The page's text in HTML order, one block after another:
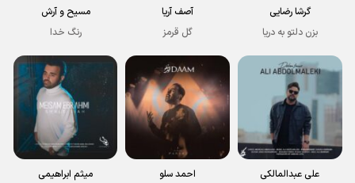
گرشا رضایی
بزن دلتو به دریا
آصف آریا
گل قرمز
مسیح و آرش
رنگ خدا
علی عبدالمالکی
احمد سلو
میثم ابراهیمی